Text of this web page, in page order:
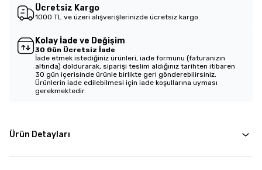
Ücretsiz Kargo
1000 TL ve üzeri alışverişlerinizde ücretsiz kargo.
Kolay İade ve Değişim
30 Gün Ücretsiz İade
İade etmek istediğiniz ürünleri, iade formunu (faturanızın
altında) doldurarak, siparişi teslim aldığınız tarihten itibaren
30 gün içerisinde ürünle birlikte geri gönderebilirsiniz.
Ürünlerin iade edilebilmesi için iade koşullarına uyması
gerekmektedir.
Ürün Detayları